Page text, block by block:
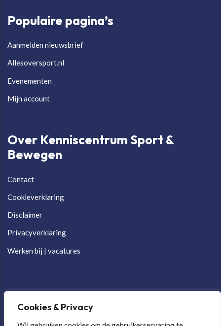
Cookies & Privacy
Populaire pagina’s
Aanmelden nieuwsbrief
Allesoversport.nl
Evenementen
Mijn account
Over Kenniscentrum Sport &
Bewegen
Contact
Cookieverklaring
Disclaimer
Privacyverklaring
Werken bij | vacatures